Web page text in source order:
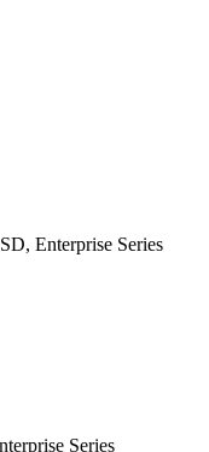
Enterprise Series
Series